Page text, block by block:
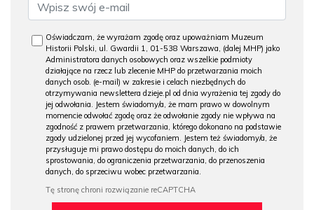
Oświadczam, że wyrażam zgodę oraz upoważniam Muzeum
Historii Polski, ul. Gwardii 1, 01-538 Warszawa, (dalej MHP) jako
Administratora danych osobowych oraz wszelkie podmioty
działające na rzecz lub zlecenie MHP do przetwarzania moich
danych osob. (e-mail) w zakresie i celach niezbędnych do
otrzymywania newslettera dzieje.pl od dnia wyrażenia tej zgody do
jej odwołania. Jestem świadomy/a, że mam prawo w dowolnym
momencie odwołać zgodę oraz że odwołanie zgody nie wpływa na
zgodność z prawem przetwarzania, którego dokonano na podstawie
zgody udzielonej przed jej wycofaniem. Jestem też świadomy/a, że
przysługuje mi prawo dostępu do moich danych, do ich
sprostowania, do ograniczenia przetwarzania, do przenoszenia
danych, do sprzeciwu wobec przetwarzania.